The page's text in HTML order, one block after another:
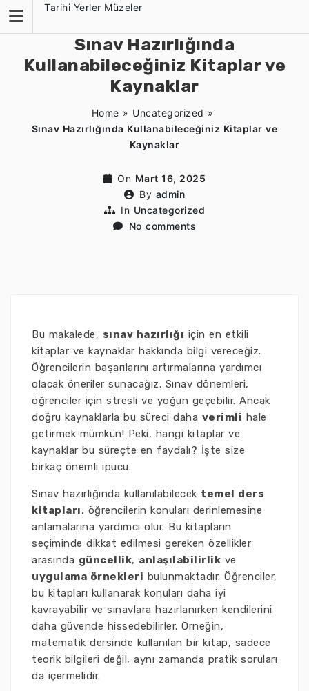
content
Tarihi Yerler Müzeler
Sınav Hazırlığında
Kullanabileceğiniz Kitaplar ve
Kaynaklar
Home » Uncategorized »
Sınav Hazırlığında Kullanabileceğiniz Kitaplar ve
Kaynaklar
On Mart 16, 2025
By admin
In Uncategorized
No comments
Bu makalede, sınav hazırlığı için en etkili
kitaplar ve kaynaklar hakkında bilgi vereceğiz.
Öğrencilerin başarılarını artırmalarına yardımcı
olacak öneriler sunacağız. Sınav dönemleri,
öğrenciler için stresli ve yoğun geçebilir. Ancak
doğru kaynaklarla bu süreci daha verimli hale
getirmek mümkün! Peki, hangi kitaplar ve
kaynaklar bu süreçte en faydalı? İşte size
birkaç önemli ipucu.
Sınav hazırlığında kullanılabilecek temel ders
kitapları, öğrencilerin konuları derinlemesine
anlamalarına yardımcı olur. Bu kitapların
seçiminde dikkat edilmesi gereken özellikler
arasında güncellik, anlaşılabilirlik ve
uygulama örnekleri bulunmaktadır. Öğrenciler,
bu kitapları kullanarak konuları daha iyi
kavrayabilir ve sınavlara hazırlanırken kendilerini
daha güvende hissedebilirler. Örneğin,
matematik dersinde kullanılan bir kitap, sadece
teorik bilgileri değil, aynı zamanda pratik soruları
da içermelidir.